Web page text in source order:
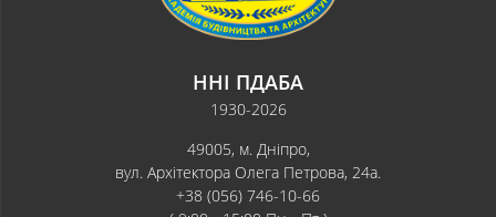
ННІ ПДАБА
1930-2026
49005, м. Дніпро,
вул. Архітектора Олега Петрова, 24а.
+38 (056) 746-10-66